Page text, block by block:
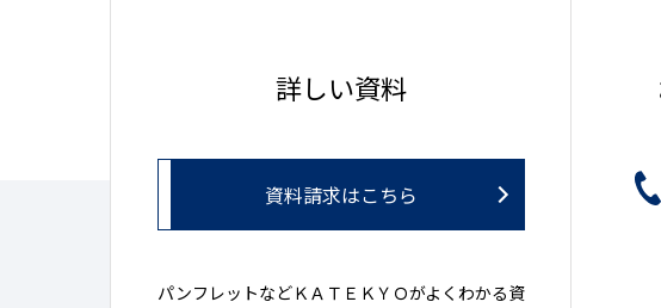
詳しい資料
資料請求はこちら
パンフレットなどＫＡＴＥＫＹＯがよくわかる資